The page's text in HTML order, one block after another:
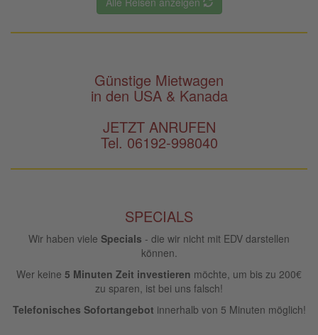
Günstige Mietwagen
in den USA & Kanada
JETZT ANRUFEN
Tel. 06192-998040
SPECIALS
Wir haben viele Specials - die wir nicht mit EDV darstellen
können.
Wer keine 5 Minuten Zeit investieren möchte, um bis zu 200€
zu sparen, ist bei uns falsch!
Telefonisches Sofortangebot innerhalb von 5 Minuten möglich!